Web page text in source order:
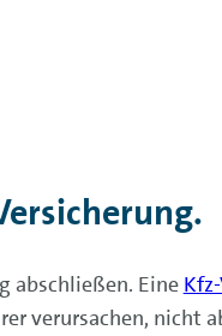
abschließen. Eine
verursachen, nicht